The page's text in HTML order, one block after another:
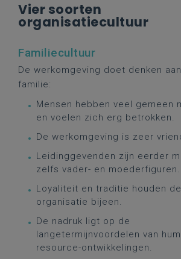
Vier soorten
organisatiecultuur
Familiecultuur
De werkomgeving doet denken
familie:
Mensen hebben veel gemeen
en voelen zich erg betrokken.
De werkomgeving is zeer
Leidinggevenden zijn eerder
zelfs vader- en moederfiguren.
Loyaliteit en traditie houden de
organisatie bijeen.
De nadruk ligt op de
langetermijnvoordelen van
resource-ontwikkelingen.